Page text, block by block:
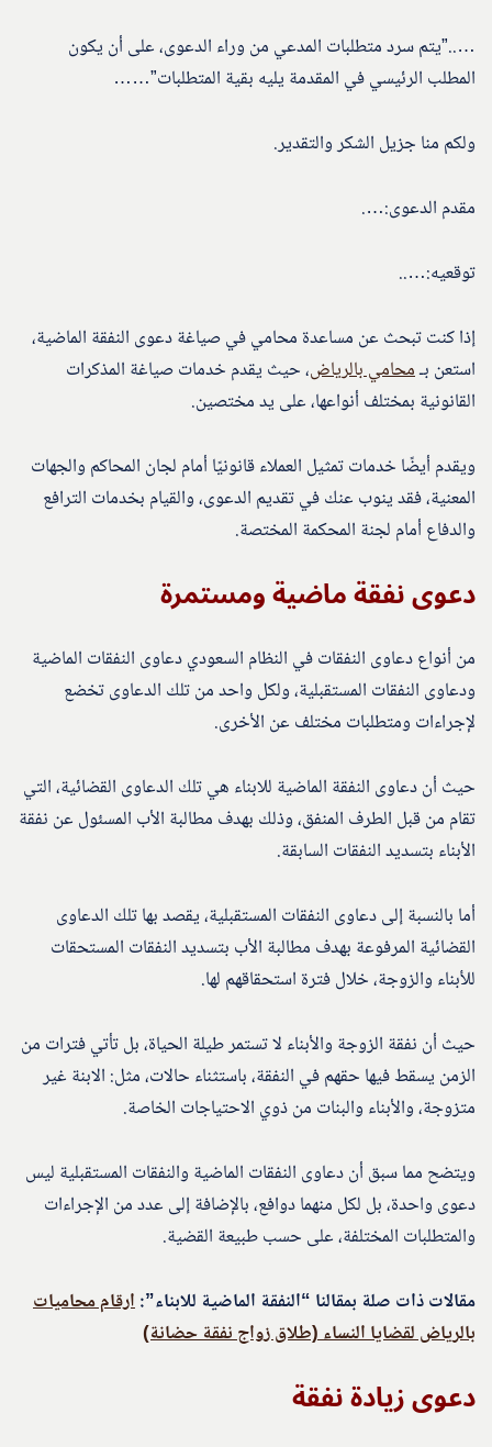
…..”يتم سرد متطلبات المدعي من وراء الدعوى، على أن يكون
المطلب الرئيسي في المقدمة يليه بقية المتطلبات”……
ولكم منا جزيل الشكر والتقدير.
مقدم الدعوى:….
توقعيه:…..
إذا كنت تبحث عن مساعدة محامي في صياغة دعوى النفقة الماضية،
استعن بـمحامي بالرياض، حيث يقدم خدمات صياغة المذكرات
القانونية بمختلف أنواعها، على يد مختصين.
ويقدم أيضًا خدمات تمثيل العملاء قانونيًا أمام لجان المحاكم والجهات
المعنية، فقد ينوب عنك في تقديم الدعوى، والقيام بخدمات الترافع
والدفاع أمام لجنة المحكمة المختصة.
دعوى نفقة ماضية ومستمرة
من أنواع دعاوى النفقات في النظام السعودي دعاوى النفقات الماضية
ودعاوى النفقات المستقبلية، ولكل واحد من تلك الدعاوى تخضع
لإجراءات ومتطلبات مختلف عن الأخرى.
حيث أن دعاوى النفقة الماضية للابناء هي تلك الدعاوى القضائية، التي
تقام من قبل الطرف المنفق، وذلك بهدف مطالبة الأب المسئول عن نفقة
الأبناء بتسديد النفقات السابقة.
أما بالنسبة إلى دعاوى النفقات المستقبلية، يقصد بها تلك الدعاوى
القضائية المرفوعة بهدف مطالبة الأب بتسديد النفقات المستحقات
للأبناء والزوجة، خلال فترة استحقاقهم لها.
حيث أن نفقة الزوجة والأبناء لا تستمر طيلة الحياة، بل تأتي فترات من
الزمن يسقط فيها حقهم في النفقة، باستثناء حالات، مثل: الابنة غير
متزوجة، والأبناء والبنات من ذوي الاحتياجات الخاصة.
ويتضح مما سبق أن دعاوى النفقات الماضية والنفقات المستقبلية ليس
دعوى واحدة، بل لكل منهما دوافع، بالإضافة إلى عدد من الإجراءات
والمتطلبات المختلفة، على حسب طبيعة القضية.
مقالات ذات صلة بمقالنا “النفقة الماضية للابناء”:ارقام محاميات
بالرياض لقضايا النساء (طلاق زواج نفقة حضانة)
دعوى زيادة نفقة